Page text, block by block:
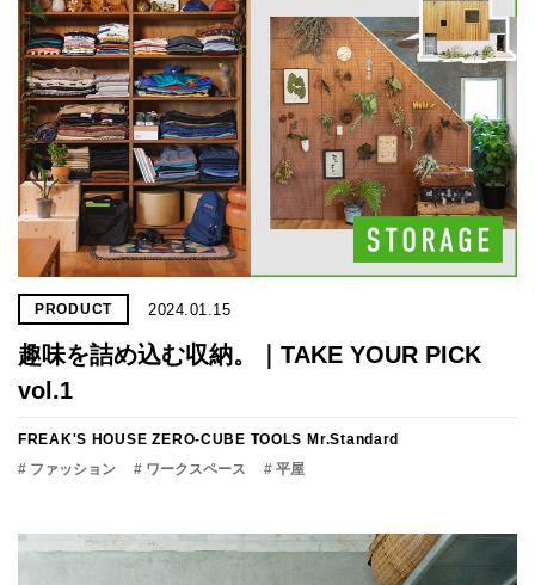
PRODUCT 2024.01.15
趣味を詰め込む収納。｜TAKE YOUR PICK
vol.1
FREAK'S HOUSE ZERO-CUBE TOOLS Mr.Standard
# ファッション
# ワークスペース # 平屋